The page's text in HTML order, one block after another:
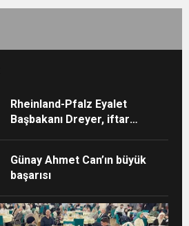
Rheinland-Pfalz Eyalet
Başbakanı Dreyer, iftar
Günay Ahmet Can’ın büyük
başarısı